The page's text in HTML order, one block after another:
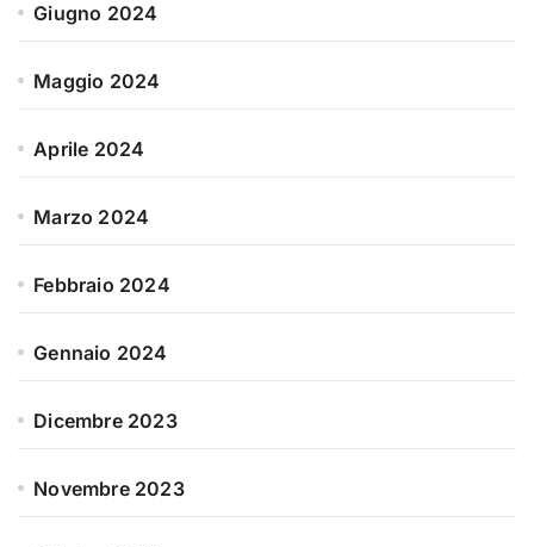
Giugno 2024
Maggio 2024
Aprile 2024
Marzo 2024
Febbraio 2024
Gennaio 2024
Dicembre 2023
Novembre 2023